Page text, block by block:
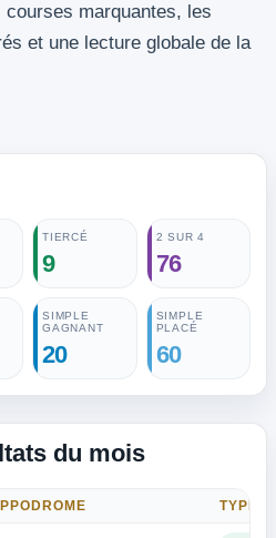
marquantes, les
et une lecture globale de la
TIERCÉ
9
2 SUR 4
76
SIMPLE
GAGNANT
20
SIMPLE
PLACÉ
60
du mois
TYPE